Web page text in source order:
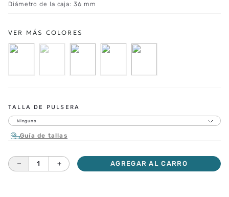
Diámetro de la caja: 36 mm
TALLA DE PULSERA
Ninguno
Guía de tallas
＋
－ AGREGAR AL CARRO